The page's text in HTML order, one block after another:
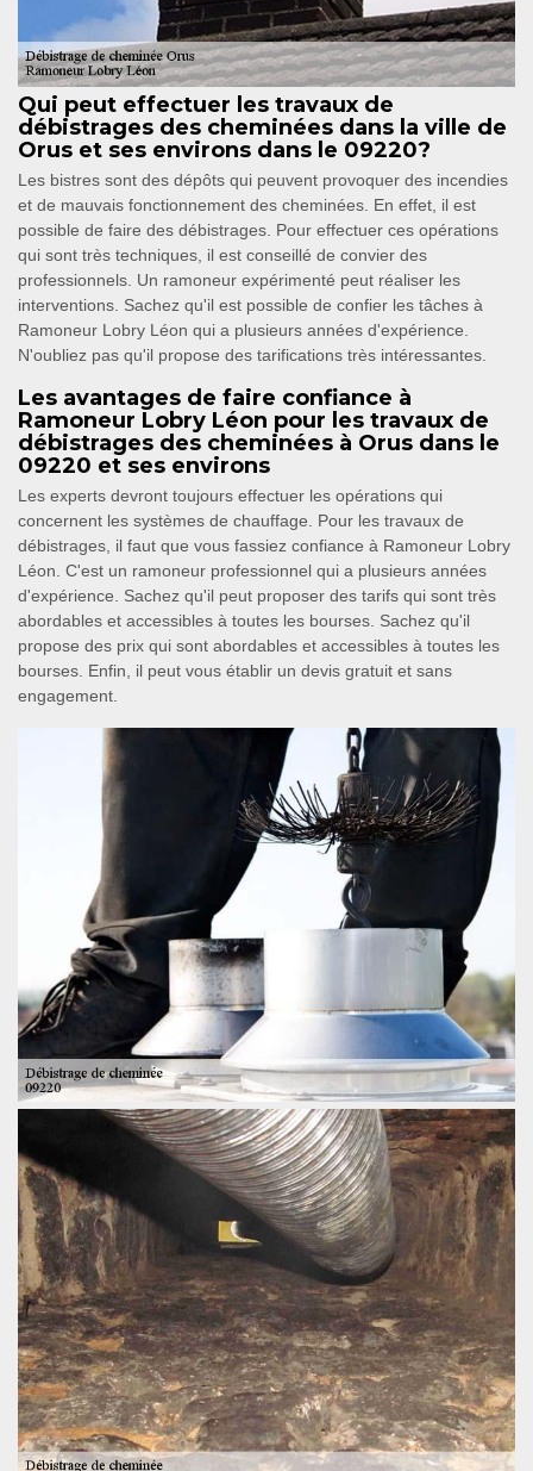
Qui peut effectuer les travaux de
débistrages des cheminées dans la ville de
Orus et ses environs dans le 09220?
Les bistres sont des dépôts qui peuvent provoquer des incendies
et de mauvais fonctionnement des cheminées. En effet, il est
possible de faire des débistrages. Pour effectuer ces opérations
qui sont très techniques, il est conseillé de convier des
professionnels. Un ramoneur expérimenté peut réaliser les
interventions. Sachez qu'il est possible de confier les tâches à
Ramoneur Lobry Léon qui a plusieurs années d'expérience.
N'oubliez pas qu'il propose des tarifications très intéressantes.
Les avantages de faire confiance à
Ramoneur Lobry Léon pour les travaux de
débistrages des cheminées à Orus dans le
09220 et ses environs
Les experts devront toujours effectuer les opérations qui
concernent les systèmes de chauffage. Pour les travaux de
débistrages, il faut que vous fassiez confiance à Ramoneur Lobry
Léon. C'est un ramoneur professionnel qui a plusieurs années
d'expérience. Sachez qu'il peut proposer des tarifs qui sont très
abordables et accessibles à toutes les bourses. Sachez qu'il
propose des prix qui sont abordables et accessibles à toutes les
bourses. Enfin, il peut vous établir un devis gratuit et sans
engagement.